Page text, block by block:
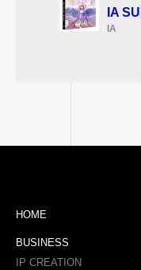
IA
IA
HOME
BUSINESS
IP CREATION